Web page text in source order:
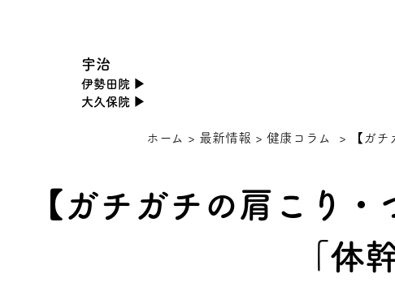
宇治
伊勢田院 ▶
大久保院 ▶
ホーム > 最新情報 > 健康コラム > 【ガチ
【ガチガチの肩こり
「体